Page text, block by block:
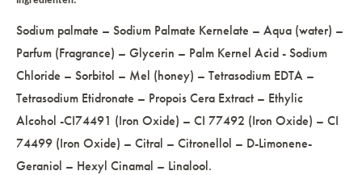
Sodium palmate – Sodium Palmate Kernelate – Aqua (water) –
Parfum (Fragrance) – Glycerin – Palm Kernel Acid - Sodium
Chloride – Sorbitol – Mel (honey) – Tetrasodium EDTA –
Tetrasodium Etidronate – Propois Cera Extract – Ethylic
Alcohol -CI74491 (Iron Oxide) – CI 77492 (Iron Oxide) – CI
74499 (Iron Oxide) – Citral – Citronellol – D-Limonene-
Geraniol – Hexyl Cinamal – Linalool.